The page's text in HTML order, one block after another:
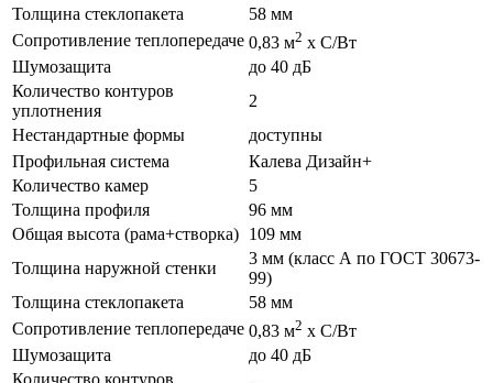
Толщина стеклопакета
58 мм
Сопротивление теплопередаче 0,83 м2 х С/Вт
Шумозащита
до 40 дБ
Количество контуров
уплотнения
2
Нестандартные формы
доступны
Профильная система
Калева Дизайн+
Количество камер
5
Толщина профиля
96 мм
Общая высота (рама+створка) 109 мм
Толщина наружной стенки
3 мм (класс А по ГОСТ 30673-
99)
Толщина стеклопакета
58 мм
Сопротивление теплопередаче 0,83 м2 х С/Вт
Шумозащита
до 40 дБ
Количество контуров